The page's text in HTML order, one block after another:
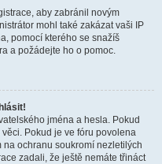
aby zabránil novým
mohl také zakázat vaši IP
pomocí kterého se snažíš
a požádejte ho o pomoc.
jména a hesla. Pokud
Pokud je ve fóru povolena
ochranu soukromí nezletilých
zadali, že ještě nemáte třináct